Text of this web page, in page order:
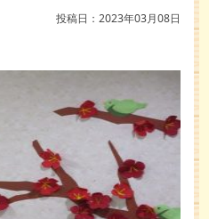
投稿日：2023年03月08日